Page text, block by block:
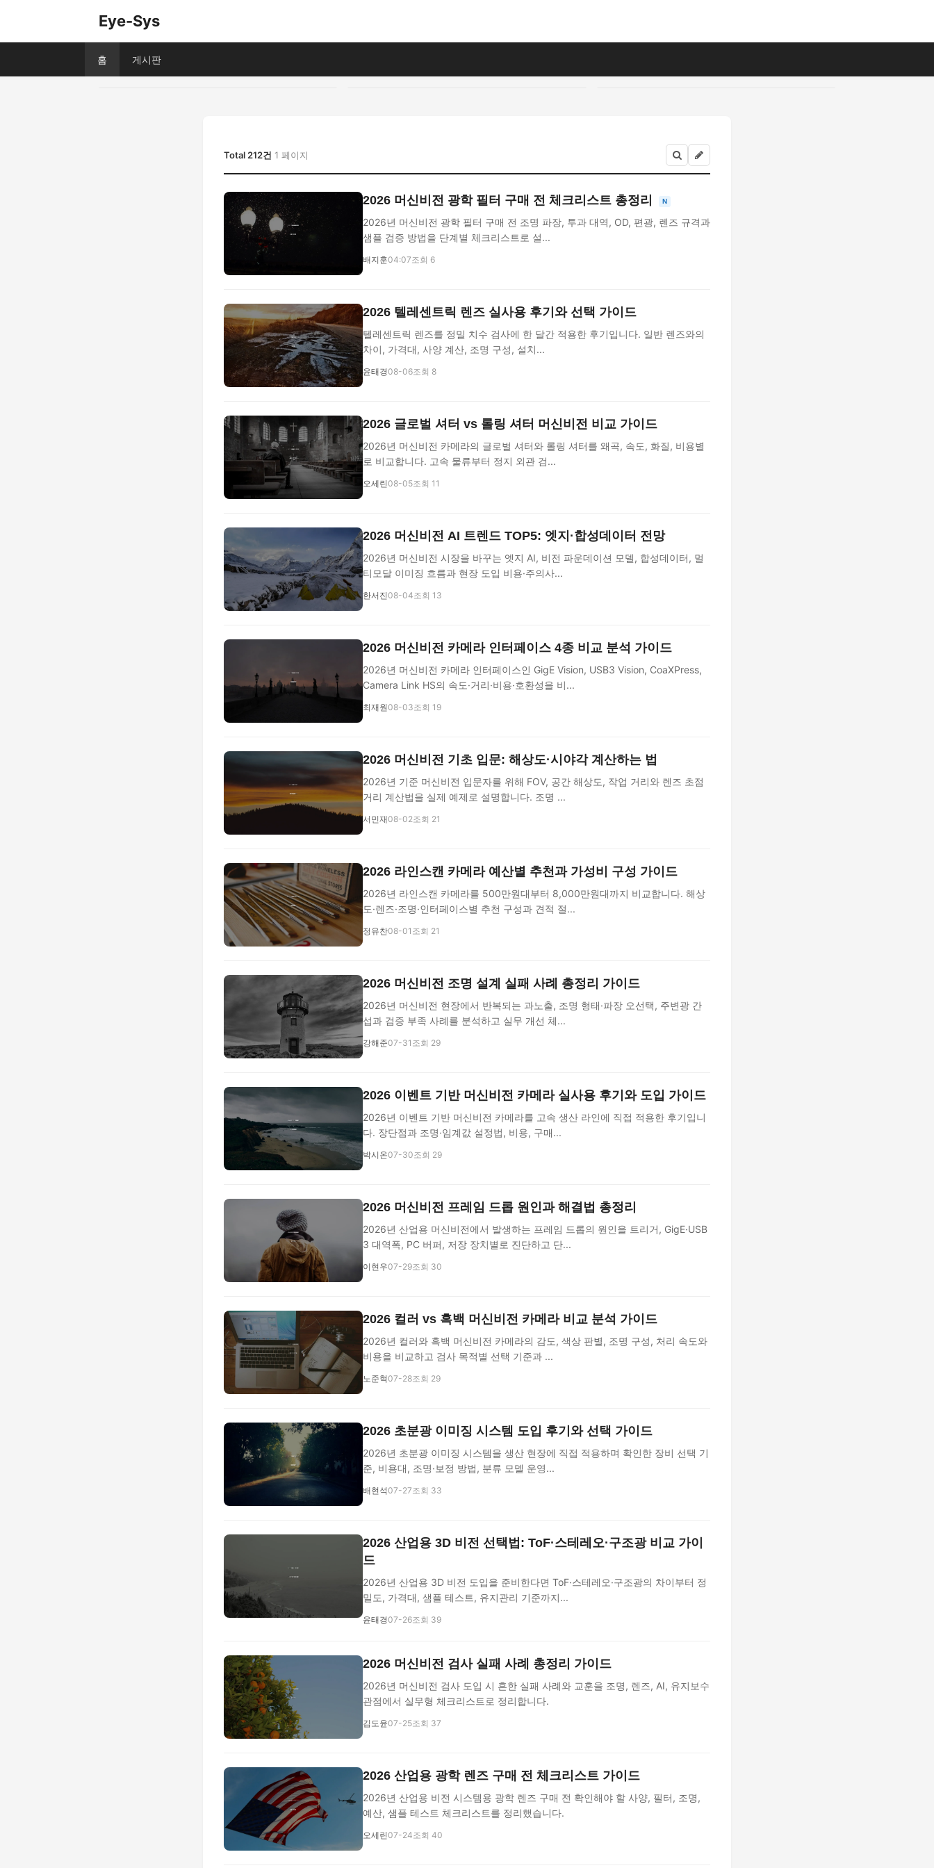
Eye-Sys
홈 게시판
Total 212건 1 페이지
2026 머신비전 광학 필터 구매 전 체크리스트 총정리 N
2026년 머신비전 광학 필터 구매 전 조명 파장, 투과 대역, OD, 편광, 렌즈 규격과
샘플 검증 방법을 단계별 체크리스트로 설...
배지훈04:07조회 6
2026 텔레센트릭 렌즈 실사용 후기와 선택 가이드
텔레센트릭 렌즈를 정밀 치수 검사에 한 달간 적용한 후기입니다. 일반 렌즈와의
차이, 가격대, 사양 계산, 조명 구성, 설치...
윤태경08-06조회 8
2026 글로벌 셔터 vs 롤링 셔터 머신비전 비교 가이드
2026년 머신비전 카메라의 글로벌 셔터와 롤링 셔터를 왜곡, 속도, 화질, 비용별
로 비교합니다. 고속 물류부터 정지 외관 검...
오세린08-05조회 11
2026 머신비전 AI 트렌드 TOP5: 엣지·합성데이터 전망
2026년 머신비전 시장을 바꾸는 엣지 AI, 비전 파운데이션 모델, 합성데이터, 멀
티모달 이미징 흐름과 현장 도입 비용·주의사...
한서진08-04조회 13
2026 머신비전 카메라 인터페이스 4종 비교 분석 가이드
2026년 머신비전 카메라 인터페이스인 GigE Vision, USB3 Vision, CoaXPress,
Camera Link HS의 속도·거리·비용·호환성을 비...
최재원08-03조회 19
2026 머신비전 기초 입문: 해상도·시야각 계산하는 법
2026년 기준 머신비전 입문자를 위해 FOV, 공간 해상도, 작업 거리와 렌즈 초점
거리 계산법을 실제 예제로 설명합니다. 조명 ...
서민재08-02조회 21
2026 라인스캔 카메라 예산별 추천과 가성비 구성 가이드
2026년 라인스캔 카메라를 500만원대부터 8,000만원대까지 비교합니다. 해상
도·렌즈·조명·인터페이스별 추천 구성과 견적 절...
정유찬08-01 조회 21
2026 머신비전 조명 설계 실패 사례 총정리 가이드
2026년 머신비전 현장에서 반복되는 과노출, 조명 형태·파장 오선택, 주변광 간
섭과 검증 부족 사례를 분석하고 실무 개선 체...
강해준07-31 조회 29
2026 이벤트 기반 머신비전 카메라 실사용 후기와 도입 가이드
2026년 이벤트 기반 머신비전 카메라를 고속 생산 라인에 직접 적용한 후기입니
다. 장단점과 조명·임계값 설정법, 비용, 구매...
박시온07-30조회 29
2026 머신비전 프레임 드롭 원인과 해결법 총정리
2026년 산업용 머신비전에서 발생하는 프레임 드롭의 원인을 트리거, GigE·USB
3 대역폭, PC 버퍼, 저장 장치별로 진단하고 단...
이현우07-29조회 30
2026 컬러 vs 흑백 머신비전 카메라 비교 분석 가이드
2026년 컬러와 흑백 머신비전 카메라의 감도, 색상 판별, 조명 구성, 처리 속도와
비용을 비교하고 검사 목적별 선택 기준과 ...
노준혁07-28조회 29
2026 초분광 이미징 시스템 도입 후기와 선택 가이드
2026년 초분광 이미징 시스템을 생산 현장에 직접 적용하며 확인한 장비 선택 기
준, 비용대, 조명·보정 방법, 분류 모델 운영...
배현석07-27조회 33
2026 산업용 3D 비전 선택법: ToF·스테레오·구조광 비교 가이
드
2026년 산업용 3D 비전 도입을 준비한다면 ToF·스테레오·구조광의 차이부터 정
밀도, 가격대, 샘플 테스트, 유지관리 기준까지...
윤태경07-26조회 39
2026 머신비전 검사 실패 사례 총정리 가이드
2026년 머신비전 검사 도입 시 흔한 실패 사례와 교훈을 조명, 렌즈, AI, 유지보수
관점에서 실무형 체크리스트로 정리합니다.
김도윤07-25조회 37
2026 산업용 광학 렌즈 구매 전 체크리스트 가이드
2026년 산업용 비전 시스템용 광학 렌즈 구매 전 확인해야 할 사양, 필터, 조명,
예산, 샘플 테스트 체크리스트를 정리했습니다.
오세린07-24조회 40